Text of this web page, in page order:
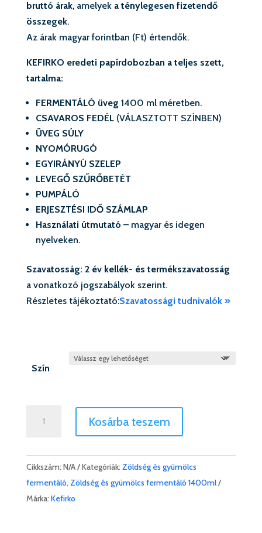
bruttó árak, amelyek a ténylegesen fizetendő
összegek.
Az árak magyar forintban (Ft) értendők.
KEFIRKO eredeti papírdobozban a teljes szett,
tartalma:
FERMENTÁLÓ üveg 1400 ml méretben.
CSAVAROS FEDÉL (VÁLASZTOTT SZÍNBEN)
ÜVEG SÚLY
NYOMÓRUGÓ
EGYIRÁNYÚ SZELEP
LEVEGŐ SZŰRŐBETÉT
PUMPÁLÓ
ERJESZTÉSI IDŐ SZÁMLAP
Használati útmutató – magyar és idegen
nyelveken.
Szavatosság: 2 év kellék- és termékszavatosság
a vonatkozó jogszabályok szerint.
Részletes tájékoztató:Szavatossági tudnivalók »
Szín
Kosárba teszem
Cikkszám:N/A Kategóriák:Zöldség és gyümölcs
fermentáló,Zöldség és gyümölcs fermentáló 1400ml
Márka:Kefirko